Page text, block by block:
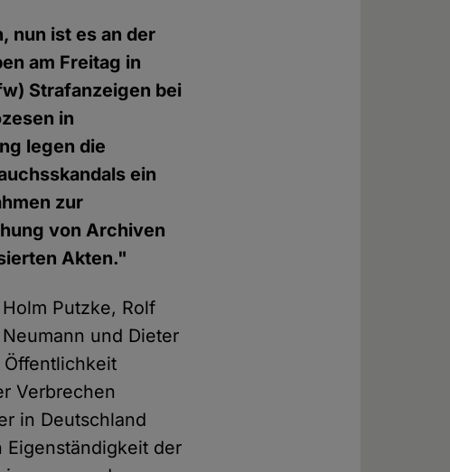
nun ist es an der
am Freitag in
Strafanzeigen bei
in
legen die
ein
zur
von Archiven
Akten."
Putzke, Rolf
und Dieter
Verbrechen
in Deutschland
der